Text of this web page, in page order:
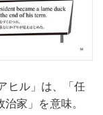
ヒル」は、「任
家」を意味。